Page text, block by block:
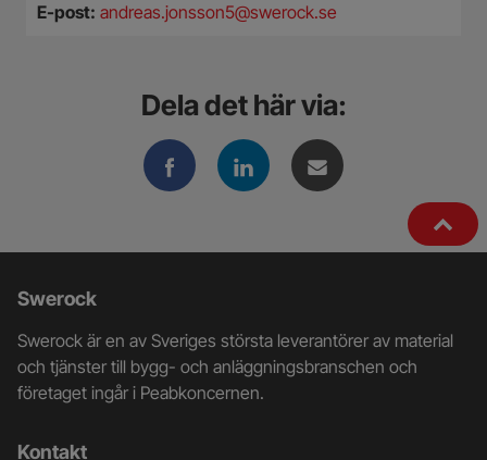
E-post: andreas.jonsson5@swerock.se
Dela det här via:
Ytterligare
information
och
kontaktuppgifter
Swerock
Swerock är en av Sveriges största leverantörer av material
och tjänster till bygg- och anläggningsbranschen och
företaget ingår i Peabkoncernen.
Kontakt